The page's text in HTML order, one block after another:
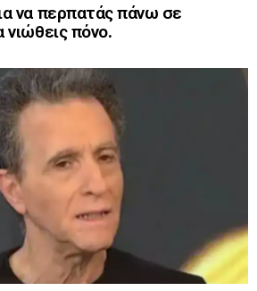
να περπατάς πάνω σε
νιώθεις πόνο.